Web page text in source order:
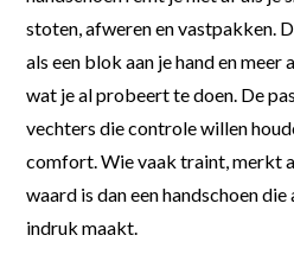
stoten, afweren en vastpakken.
als een blok aan je hand en meer
wat je al probeert te doen. De
vechters die controle willen
comfort. Wie vaak traint, merkt
waard is dan een handschoen
indruk maakt.